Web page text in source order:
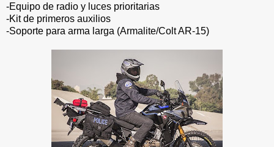
-Equipo de radio y luces prioritarias
-Kit de primeros auxilios
-Soporte para arma larga (Armalite/Colt AR-15)